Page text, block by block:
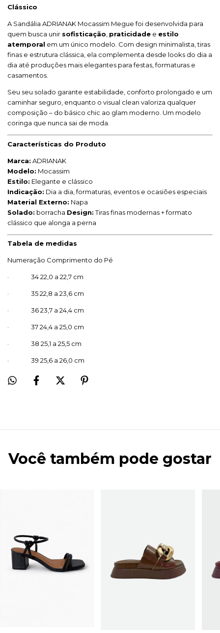
Clássico
A Sandália ADRIANAK Mocassim Megue foi desenvolvida para
quem busca unir sofisticação, praticidade e estilo
atemporal em um único modelo. Com design minimalista, tiras
finas e estrutura clássica, ela complementa desde looks do dia a
dia até produções mais elegantes para festas, formaturas e
casamentos.
Seu seu solado garante estabilidade, conforto prolongado e um
caminhar seguro, enquanto o visual clean valoriza qualquer
composição – do básico chic ao glam moderno. Um modelo
coringa que nunca sai de moda.
Características do Produto
Marca: ADRIANAK
Modelo: Mocassim
Estilo: Elegante e clássico
Indicação: Dia a dia, formaturas, eventos e ocasiões especiais
Material Externo: Napa
Solado: borracha Design:Tiras finas modernas + formato
clássico que alonga a perna
Tabela de medidas
Numeração Comprimento do Pé
· 34 22,0 a 22,7 cm
· 35 22,8 a 23,6 cm
· 36 23,7 a 24,4 cm
· 37 24,4 a 25,0 cm
· 38 25,1 a 25,5 cm
· 39 25,6 a 26,0 cm
Você também pode gostar